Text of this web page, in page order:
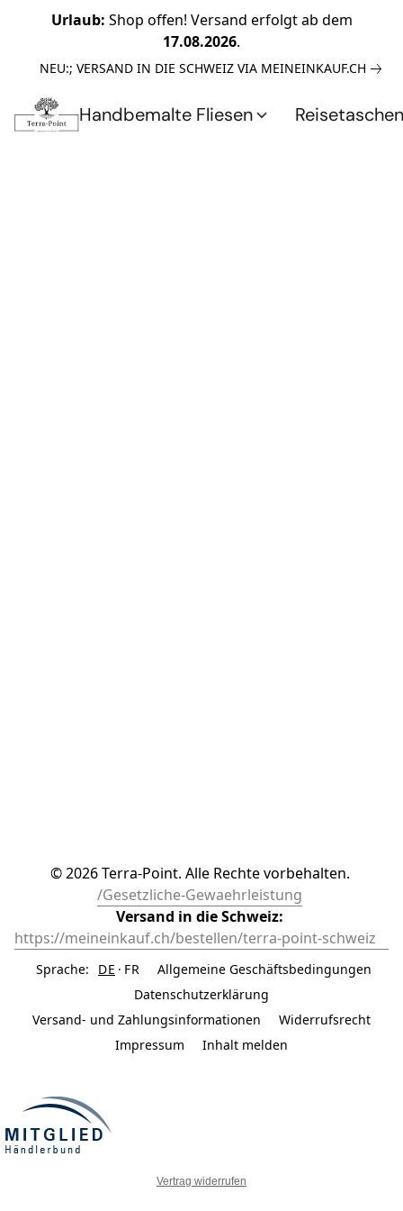
Urlaub: Shop offen! Versand erfolgt ab dem
17.08.2026.
NEU:; VERSAND IN DIE SCHWEIZ VIA MEINEINKAUF.CH
Handbemalte Fliesen
/Gesetzliche-Gewaehrleistung
Sprache: DE FR
Allgemeine Geschäftsbedingungen
Datenschutzerklärung
Versand- und Zahlungsinformationen
Widerrufsrecht
Impressum
Inhalt melden
Vertrag widerrufen